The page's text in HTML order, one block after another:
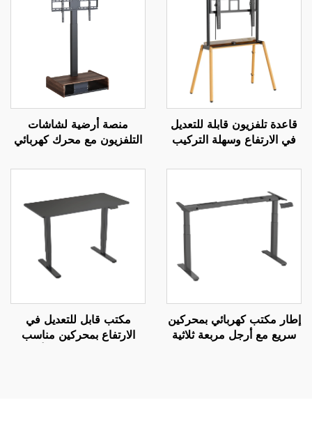
قاعدة تلفزيون قابلة للتعديل
في الارتفاع وسهلة التركيب
تروس لشاشات بحجم 37-85
TC004
منصة أرضية لشاشات
التلفزيون مع محرك كهربائي
كهربائي قابل للتمديد
إطار مكتب كهربائي بمحركين
سريع مع أرجل مربعة ثلاثية
مكتب قابل للتعديل في
الارتفاع بمحركين مناسب